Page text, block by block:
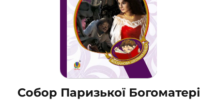
Собор Паризької Богоматері